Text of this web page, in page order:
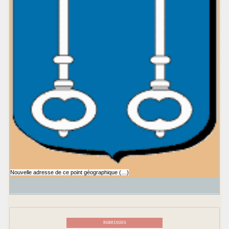
Nouvelle adresse de ce point géographique (…)
RUBRIQUES